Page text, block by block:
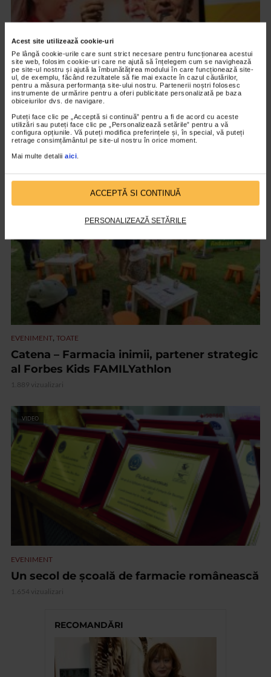
Acest site utilizează cookie-uri
Pe lângă cookie-urile care sunt strict necesare pentru funcționarea acestui
site web, folosim cookie-uri care ne ajută să înțelegem cum se navighează
pe site-ul nostru și ajută la îmbunătățirea modului în care funcționează site-
ul, de exemplu, făcând rezultatele să fie mai exacte în cazul căutărilor,
pentru a măsura performanța site-ului nostru. Partenerii noștri folosesc
instrumente de urmărire pentru a oferi publicitate personalizată pe baza
obiceiurilor dvs. de navigare.
Puteți face clic pe „Acceptă si continuă” pentru a fi de acord cu aceste
utilizări sau puteți face clic pe „Personalizează setările” pentru a vă
configura opțiunile. Vă puteți modifica preferințele și, în special, vă puteți
retrage consimțământul pe site-ul nostru în orice moment.
Mai multe detalii aici
ACCEPTĂ SI CONTINUĂ
PERSONALIZEAZĂ SETĂRILE
EVENIMENT
Octavian Ursulescu, invitatul de onoare al
Galei ”Seniori de Colecție”, ediția X
EVENIMENT, TOATE
Catena – Farmacia inimii, partener strategic
al Forbes Kids FAMILYathlon
1.889 vizualizari
VIDEO
EVENIMENT
Un secol de școală de farmacie românească
1.654 vizualizari
RECOMANDĂRI